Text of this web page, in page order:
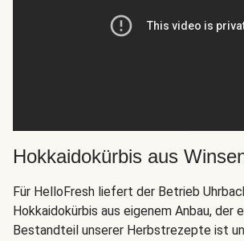
Hokkaidokürbis aus
Für HelloFresh liefert der Betrieb
Hokkaidokürbis aus eigenem Anbau, der
Bestandteil unserer Herbstrezepte ist